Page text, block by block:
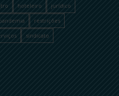
hoteleiro jurídico
restrições
sindicato